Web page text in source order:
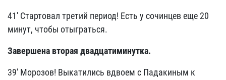
41' Стартовал третий период! Есть у сочинцев еще 20
минут, чтобы отыграться.
Завершена вторая двадцатиминутка.
39' Морозов! Выкатились вдвоем с Падакиным к